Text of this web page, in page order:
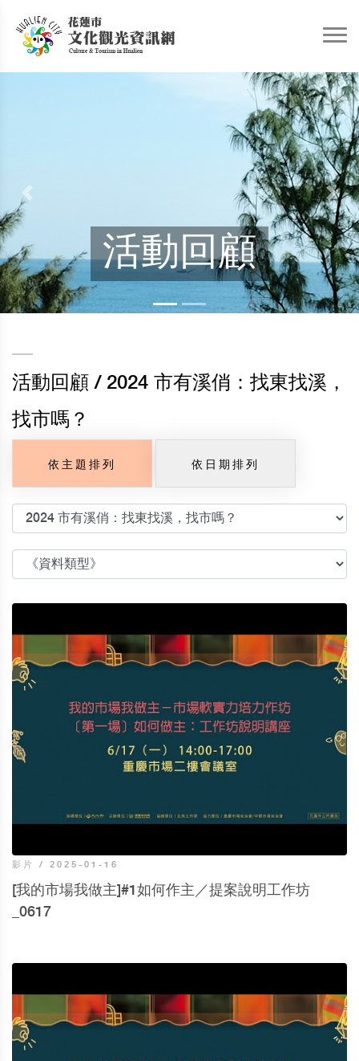
活動回顧
Previous
活動回顧 / 2024 市有溪俏：找東找溪，
找市嗎？
依主題排列 依日期排列
影片 / 2025-01-16
[我的市場我做主]#1如何作主／提案說明工作坊
_0617